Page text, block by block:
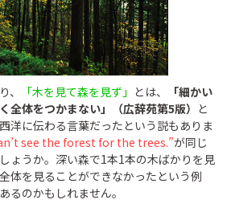
「木を見て森を見ず」 とは、
「細かい
全体をつかまない」（広辞苑第5版） と
洋に伝わる言葉だったという説もありま
see the forest for the trees.”が同じ
ょうか。深い森で1本1本の木ばかりを見
体を見ることができなかったという例
るのかもしれません。